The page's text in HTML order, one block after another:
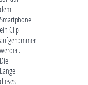
dem
Smartphone
ein Clip
aufgenommen
werden.
Die
Länge
dieses